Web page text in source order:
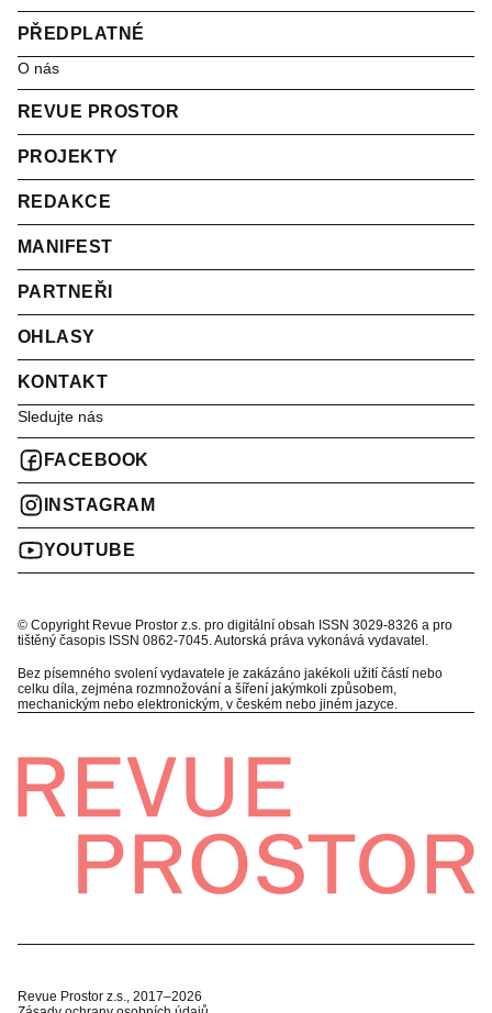
PŘEDPLATNÉ
O nás
REVUE PROSTOR
PROJEKTY
REDAKCE
MANIFEST
PARTNEŘI
OHLASY
KONTAKT
Sledujte nás
FACEBOOK
INSTAGRAM
YOUTUBE
© Copyright Revue Prostor z.s. pro digitální obsah ISSN 3029-8326 a pro
tištěný časopis ISSN 0862-7045. Autorská práva vykonává vydavatel.
Bez písemného svolení vydavatele je zakázáno jakékoli užití částí nebo
celku díla, zejména rozmnožování a šíření jakýmkoli způsobem,
mechanickým nebo elektronickým, v českém nebo jiném jazyce.
Revue Prostor z.s., 2017–2026